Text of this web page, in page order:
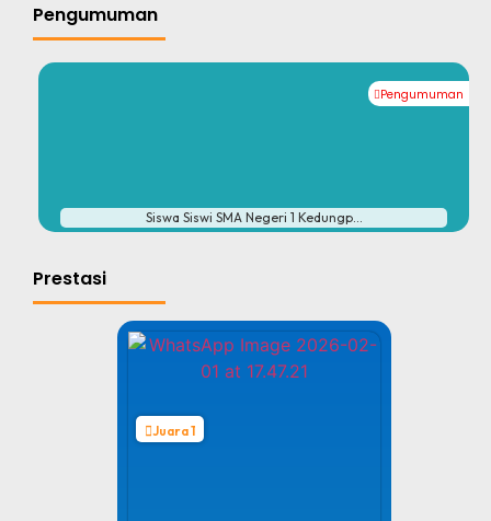
Pengumuman
Pengumuman
Siswa Siswi SMA Negeri 1 Kedungp...
Prestasi
Juara 1